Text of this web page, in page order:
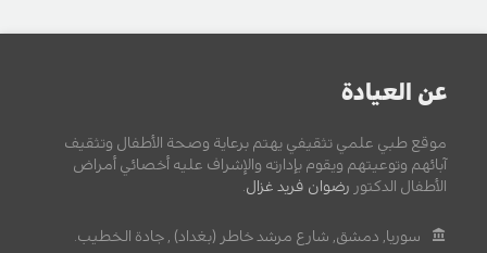
عن العيادة
موقع طبي علمي تثقيفي يهتم برعاية وصحة الأطفال وتثقيف
آبائهم وتوعيتهم ويقوم بإدارته والإشراف عليه أخصائي أمراض
الأطفال الدكتور رضوان فريد غزال
سوريا, دمشق, شارع مرشد خاطر (بغداد) , جادة الخطيب.